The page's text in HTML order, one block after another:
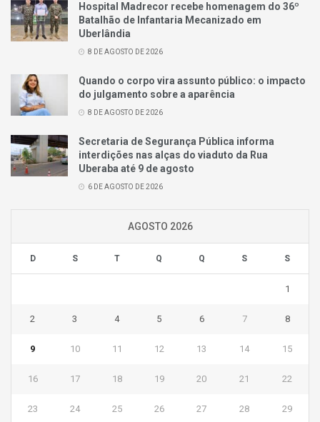
Hospital Madrecor recebe homenagem do 36º
Batalhão de Infantaria Mecanizado em
Uberlândia
8 DE AGOSTO DE 2026
Quando o corpo vira assunto público: o impacto
do julgamento sobre a aparência
8 DE AGOSTO DE 2026
Secretaria de Segurança Pública informa
interdições nas alças do viaduto da Rua
Uberaba até 9 de agosto
6 DE AGOSTO DE 2026
AGOSTO 2026
D S T Q Q S S
1
2 3 4 5 6 7 8
9 10 11 12 13 14 15
16 17 18 19 20 21 22
23 24 25 26 27 28 29